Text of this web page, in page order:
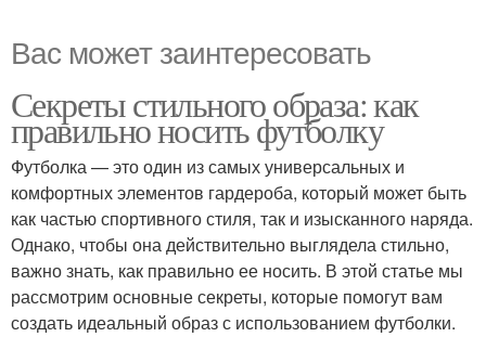
Вас может заинтересовать
Секреты стильного образа: как
правильно носить футболку
Футболка — это один из самых универсальных и
комфортных элементов гардероба, который может быть
как частью спортивного стиля, так и изысканного наряда.
Однако, чтобы она действительно выглядела стильно,
важно знать, как правильно ее носить. В этой статье мы
рассмотрим основные секреты, которые помогут вам
создать идеальный образ с использованием футболки.